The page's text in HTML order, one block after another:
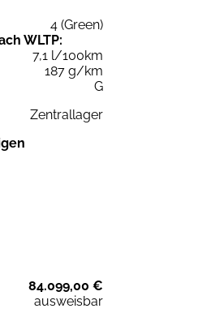
4 (Green)
WLTP:
7,1 l/100km
187 g/km
G
Zentrallager
84.099,00 €
ausweisbar